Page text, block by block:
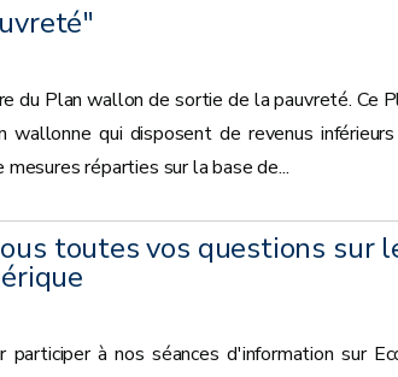
du Plan wallon de sortie de la pauvreté. Ce
qui disposent de revenus inférieurs
réparties sur la base de...
toutes vos questions sur
à nos séances d'information sur